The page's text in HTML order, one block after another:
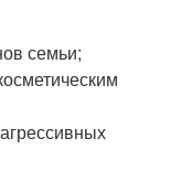
семьи;